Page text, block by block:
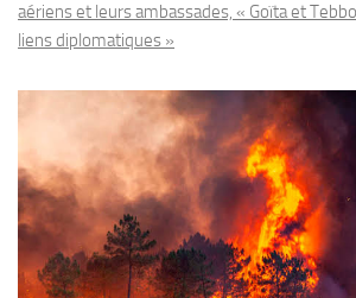
aériens et leurs ambassades, « Goïta et
liens diplomatiques »